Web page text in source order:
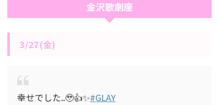
金沢歌劇座
3/27(金)
幸せでした..🥹👍✨#GLAY